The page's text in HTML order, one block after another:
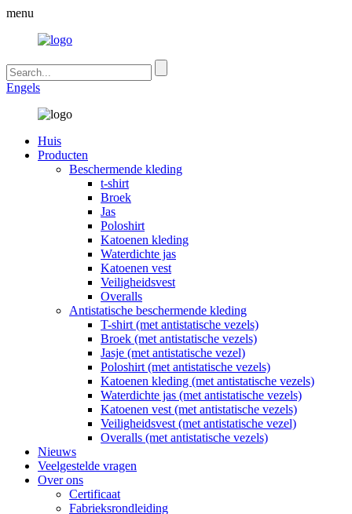
menu
Engels
Huis
Producten
Beschermende kleding
t-shirt
Broek
Jas
Poloshirt
Katoenen kleding
Waterdichte jas
Katoenen vest
Veiligheidsvest
Overalls
Antistatische beschermende kleding
T-shirt (met antistatische vezels)
Broek (met antistatische vezels)
Jasje (met antistatische vezel)
Poloshirt (met antistatische vezels)
Katoenen kleding (met antistatische vezels)
Waterdichte jas (met antistatische vezels)
Katoenen vest (met antistatische vezels)
Veiligheidsvest (met antistatische vezel)
Overalls (met antistatische vezels)
Nieuws
Veelgestelde vragen
Over ons
Certificaat
Fabrieksrondleiding